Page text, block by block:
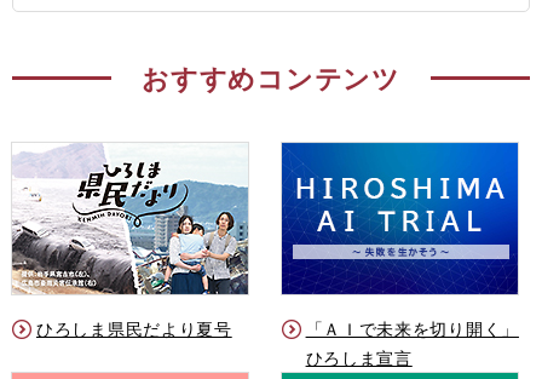
おすすめコンテンツ
ひろしま県民だより夏号
「ＡＩで未来を切り開く」
ひろしま宣言